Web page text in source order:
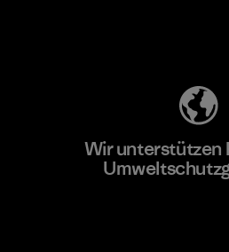
Wir unterstützen